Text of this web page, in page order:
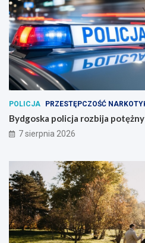
POLICJA PRZESTĘPCZOŚĆ
Bydgoska policja rozbija
7 sierpnia 2026